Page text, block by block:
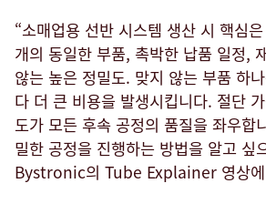
“소매업용 선반 시스템 생산 시 핵심
개의 동일한 부품, 촉박한 납품 일정,
않는 높은 정밀도. 맞지 않는 부품 하
다 더 큰 비용을 발생시킵니다. 절단
도가 모든 후속 공정의 품질을 좌우합
밀한 공정을 진행하는 방법을 알고 싶
Bystronic의 Tube Explainer 영상에